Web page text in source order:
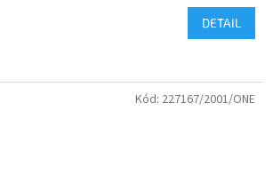
DETAIL
Kód: 227167/2001/ONE